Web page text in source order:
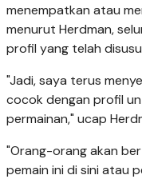
menempatkan atau
menurut Herdman,
profil yang telah
"Jadi, saya terus
cocok dengan profil
permainan," ucap
"Orang-orang akan
pemain ini di sini atau